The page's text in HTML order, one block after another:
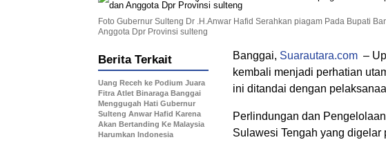
Foto Gubernur Sulteng Dr .H.Anwar Hafid Serahkan piagam Pada Bupati
Anggota Dpr Provinsi sulteng
Banggai, Suarautara.com –
kembali menjadi perhatian
ini ditandai dengan
Perlindungan dan
Sulawesi Tengah yang
Berita Terkait
Uang Receh ke Podium Juara
Fitra Atlet Binaraga Banggai
Menggugah Hati Gubernur
Sulteng Anwar Hafid Karena
Akan Bertanding Ke Malaysia
Harumkan Indonesia